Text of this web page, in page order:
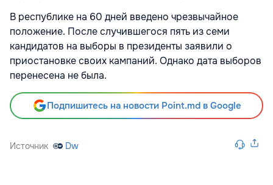
В республике на 60 дней введено чрезвычайное
положение. После случившегося пять из семи
кандидатов на выборы в президенты заявили о
приостановке своих кампаний. Однако дата выборов
перенесена не была.
Подпишитесь на новости Point.md в Google
Источник Dw